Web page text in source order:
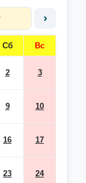
›
Сб Вс
2 3
9 10
16 17
23 24